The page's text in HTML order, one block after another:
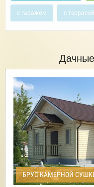
с гаражом с террасой
БРУС КАМЕРНОЙ